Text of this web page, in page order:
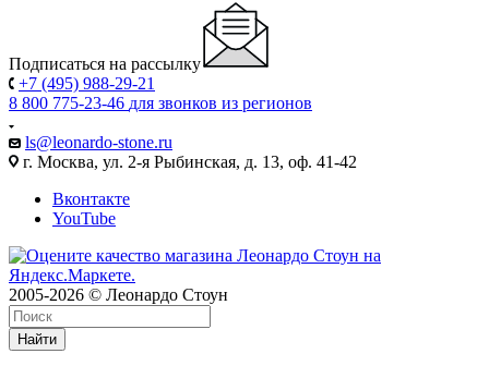
Подписаться на рассылку
+7 (495) 988-29-21
8 800 775-23-46 для звонков из регионов
ls@leonardo-stone.ru
г. Москва, ул. 2-я Рыбинская, д. 13, оф. 41-42
Вконтакте
YouTube
2005-2026 © Леонардо Стоун
Найти